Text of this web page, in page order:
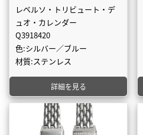
レベルソ・トリビュート・デ
ュオ・カレンダー
Q3918420
色:シルバー／ブルー
材質:ステンレス
詳細を見る